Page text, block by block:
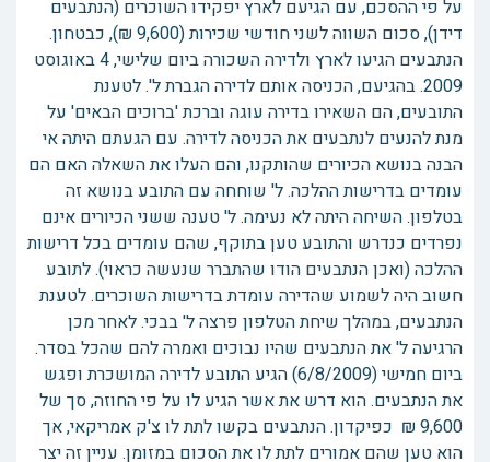
על פי ההסכם, עם הגיעם לארץ יפקידו השוכרים (הנתבעים
דידן), סכום השווה לשני חודשי שכירות (9,600 ₪), כבטחון.
הנתבעים הגיעו לארץ ולדירה השכורה ביום שלישי, 4 באוגוסט
2009. בהגיעם, הכניסה אותם לדירה הגברת ל'. לטענת
התובעים, הם השאירו בדירה עוגה וברכת 'ברוכים הבאים' על
מנת להנעים לנתבעים את הכניסה לדירה. עם הגעתם היתה אי
הבנה בנושא הכיורים שהותקנו, והם העלו את השאלה האם הם
עומדים בדרישות ההלכה. ל' שוחחה עם התובע בנושא זה
בטלפון. השיחה היתה לא נעימה. ל' טענה ששני הכיורים אינם
נפרדים כנדרש והתובע טען בתוקף, שהם עומדים בכל דרישות
ההלכה (ואכן הנתבעים הודו שהתברר שנעשה כראוי). לתובע
חשוב היה לשמוע שהדירה עומדת בדרישות השוכרים. לטענת
הנתבעים, במהלך שיחת הטלפון פרצה ל' בבכי. לאחר מכן
הרגיעה ל' את הנתבעים שהיו נבוכים ואמרה להם שהכל בסדר.
ביום חמישי (6/8/2009) הגיע התובע לדירה המושכרת ופגש
את הנתבעים. הוא דרש את אשר הגיע לו על פי החוזה, סך של
9,600 ₪ כפיקדון. הנתבעים בקשו לתת לו צ'ק אמריקאי, אך
הוא טען שהם אמורים לתת לו את הסכום במזומן. עניין זה יצר